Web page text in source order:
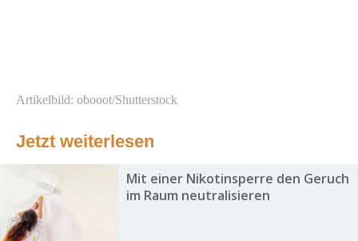
Artikelbild: obooot/Shutterstock
Jetzt weiterlesen
Mit einer Nikotinsperre den Geruch
im Raum neutralisieren